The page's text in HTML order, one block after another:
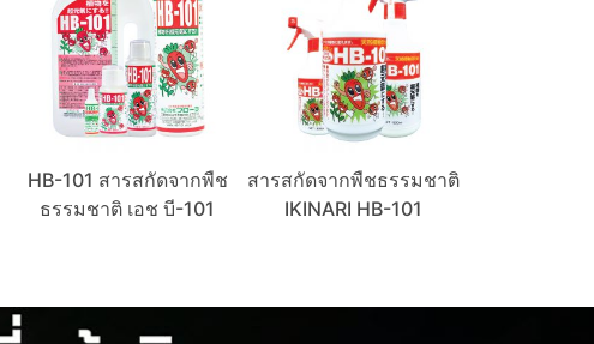
HB-101 สารสกัดจากพืช
ธรรมชาติ เอช บี-101
สารสกัดจากพืชธรรมชาติ
IKINARI HB-101